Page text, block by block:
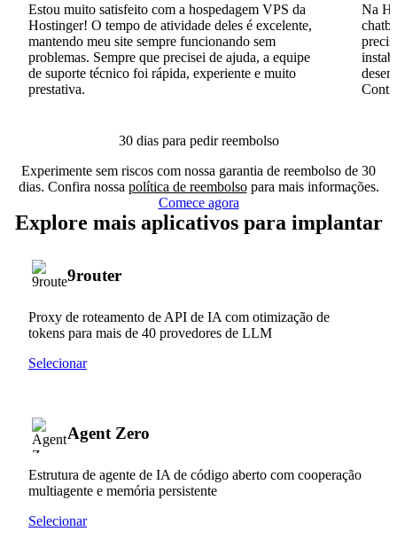
Estou muito satisfeito com a hospedagem VPS da
Hostinger! O tempo de atividade deles é excelente,
mantendo meu site sempre funcionando sem
problemas. Sempre que precisei de ajuda, a equipe
de suporte técnico foi rápida, experiente e muito
prestativa.
Na
30 dias para pedir reembolso
Experimente sem riscos com nossa garantia de reembolso de 30
dias. Confira nossa política de reembolsopara mais informações.
Comece agora
Explore mais aplicativos para implantar
9router
Proxy de roteamento de API de IA com otimização de
tokens para mais de 40 provedores de LLM
Selecionar
Agent Zero
Estrutura de agente de IA de código aberto com cooperação
multiagente e memória persistente
Selecionar